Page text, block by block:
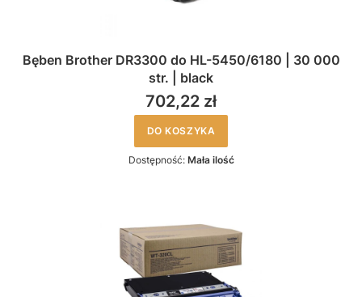
Bęben Brother DR3300 do HL-5450/6180 | 30 000
str. | black
702,22 zł
DO KOSZYKA
Dostępność: Mała ilość